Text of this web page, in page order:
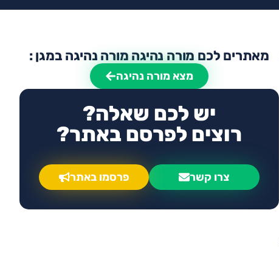
מאתרים לכם מורה נהיגה מורה נהיגה במגן :
מצא מורה נהיגה
יש לכם שאלה?
רוצים לפרסם באתר?
צרו קשר פרסמו באתר